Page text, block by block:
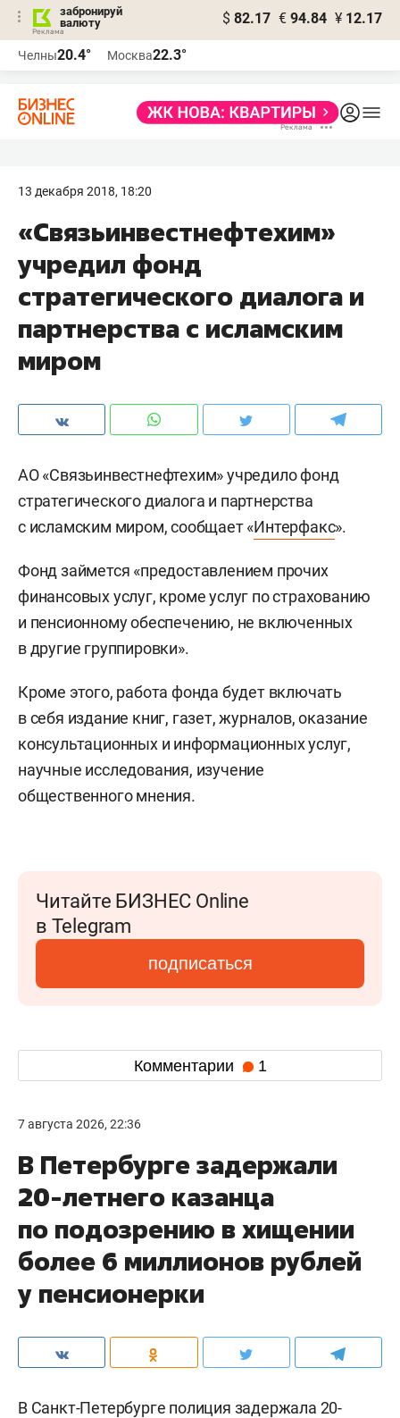
забронируй
валюту
$ 82.17 € 94.84 ¥ 12.17
Челны20.4° Москва22.3°
13 декабря 2018, 18:20
«Связьинвестнефтехим»
учредил фонд
стратегического диалога и
партнерства с исламским
миром
АО «Связьинвестнефтехим» учредило фонд
стратегического диалога и партнерства
с исламским миром, сообщает «Интерфакс».
Фонд займется «предоставлением прочих
финансовых услуг, кроме услуг по страхованию
и пенсионному обеспечению, не включенных
в другие группировки».
Кроме этого, работа фонда будет включать
в себя издание книг, газет, журналов, оказание
консультационных и информационных услуг,
научные исследования, изучение
общественного мнения.
Читайте БИЗНЕС Online
в Telegram
подписаться
Комментарии 1
7 августа 2026, 22:36
В Петербурге задержали
20-летнего казанца
по подозрению в хищении
более 6 миллионов рублей
у пенсионерки
В Санкт-Петербурге полиция задержала 20-